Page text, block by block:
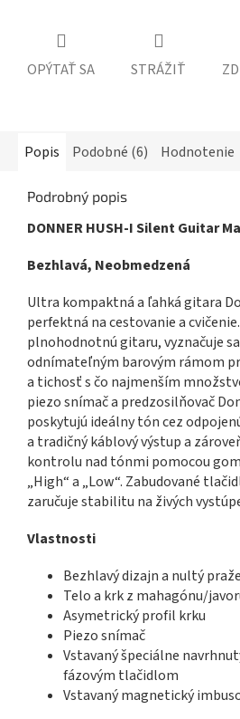
OPÝTAŤ SA STRÁŽIŤ
Popis Podobné (6) Hodnotenie
Podrobný popis
DONNER HUSH-I Silent Guitar
Bezhlavá, Neobmedzená
Ultra kompaktná a ľahká gitara
perfektná na cestovanie a
plnohodnotnú gitaru, vyznačuje
odnímateľným barovým rámom
a tichosť s čo najmenším
piezo snímač a predzosilňovač
poskytujú ideálny tón cez
a tradičný káblový výstup a
kontrolu nad tónmi pomocou
„High“ a „Low“. Zabudované
zaručuje stabilitu na živých
Vlastnosti
Bezhlavý dizajn a nultý
Telo a krk z mahagónu/
Asymetrický profil krku
Piezo snímač
Vstavaný špeciálne
fázovým tlačidlom
Vstavaný magnetický